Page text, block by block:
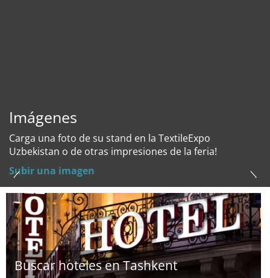
Imágenes
Carga una foto de su stand en la TextileExpo
Uzbekistan o de otras impresiones de la feria!
Subir una imagen
Buscar hoteles en Tashkent